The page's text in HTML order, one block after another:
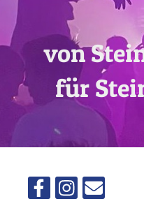
von
für